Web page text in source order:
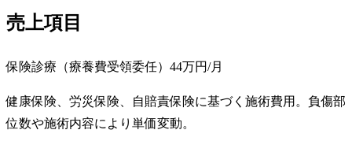
売上項目
保険診療（療養費受領委任） 44万円/月
健康保険、労災保険、自賠責保険に基づく施術費用。負傷部
位数や施術内容により単価変動。